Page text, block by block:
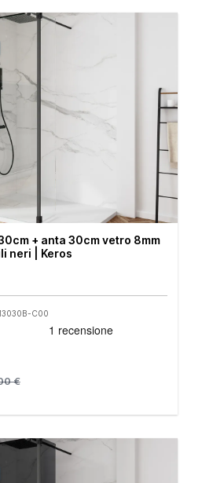
+ anta 30cm vetro 8mm
neri | Keros
C00
€